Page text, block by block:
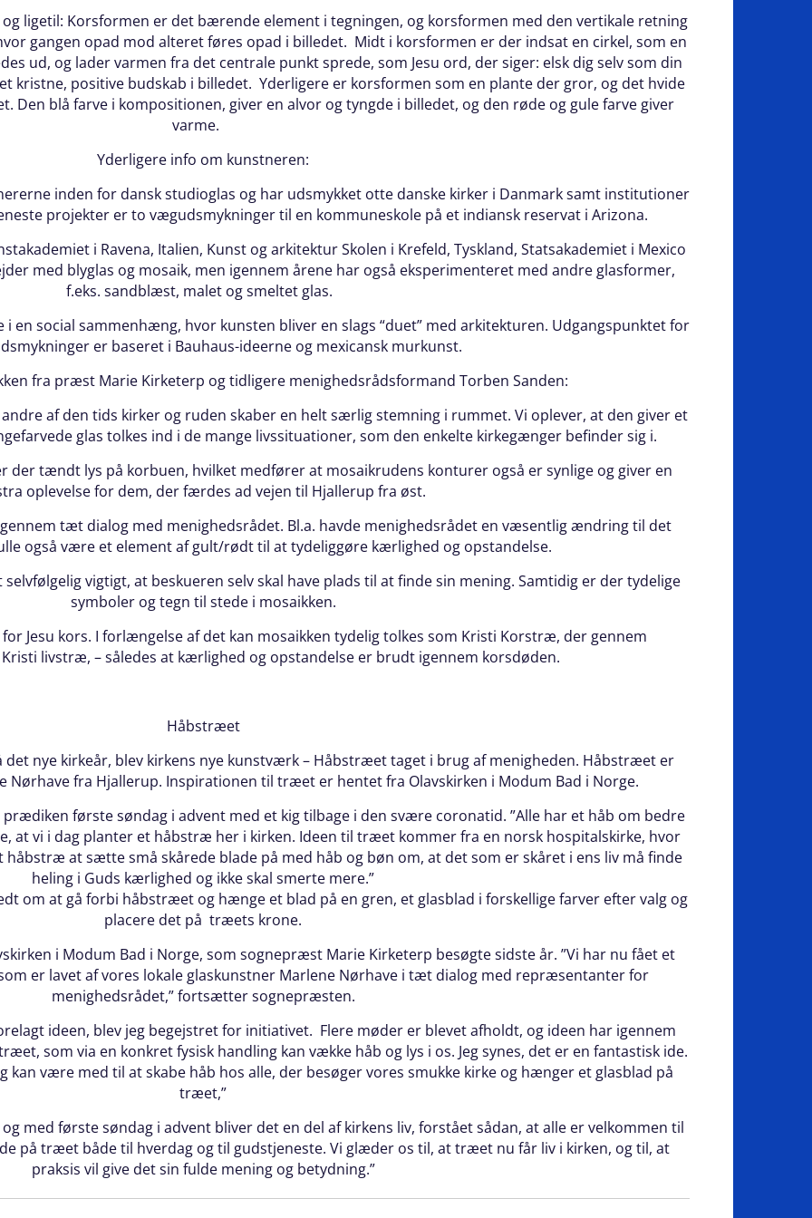
ligetil: Korsformen er det bærende element i tegningen, og korsformen med den vertikale retning
gangen opad mod alteret føres opad i billedet. Midt i korsformen er der indsat en cirkel, som en
ud, og lader varmen fra det centrale punkt sprede, som Jesu ord, der siger: elsk dig selv som din
kristne, positive budskab i billedet. Yderligere er korsformen som en plante der gror, og det hvide
blå farve i kompositionen, giver en alvor og tyngde i billedet, og den røde og gule farve giver
varme.
Yderligere info om kunstneren:
inden for dansk studioglas og har udsmykket otte danske kirker i Danmark samt institutioner
projekter er to vægudsmykninger til en kommuneskole på et indiansk reservat i Arizona.
i Ravena, Italien, Kunst og arkitektur Skolen i Krefeld, Tyskland, Statsakademiet i Mexico
med blyglas og mosaik, men igennem årene har også eksperimenteret med andre glasformer,
f.eks. sandblæst, malet og smeltet glas.
en social sammenhæng, hvor kunsten bliver en slags “duet” med arkitekturen. Udgangspunktet for
er baseret i Bauhaus-ideerne og mexicansk murkunst.
fra præst Marie Kirketerp og tidligere menighedsrådsformand Torben Sanden:
af den tids kirker og ruden skaber en helt særlig stemning i rummet. Vi oplever, at den giver et
glas tolkes ind i de mange livssituationer, som den enkelte kirkegænger befinder sig i.
der tændt lys på korbuen, hvilket medfører at mosaikrudens konturer også er synlige og giver en
oplevelse for dem, der færdes ad vejen til Hjallerup fra øst.
tæt dialog med menighedsrådet. Bl.a. havde menighedsrådet en væsentlig ændring til det
også være et element af gult/rødt til at tydeliggøre kærlighed og opstandelse.
vigtigt, at beskueren selv skal have plads til at finde sin mening. Samtidig er der tydelige
symboler og tegn til stede i mosaikken.
Jesu kors. I forlængelse af det kan mosaikken tydelig tolkes som Kristi Korstræ, der gennem
livstræ, – således at kærlighed og opstandelse er brudt igennem korsdøden.
Håbstræet
det nye kirkeår, blev kirkens nye kunstværk – Håbstræet taget i brug af menigheden. Håbstræet er
Nørhave fra Hjallerup. Inspirationen til træet er hentet fra Olavskirken i Modum Bad i Norge.
første søndag i advent med et kig tilbage i den svære coronatid. ”Alle har et håb om bedre
at vi i dag planter et håbstræ her i kirken. Ideen til træet kommer fra en norsk hospitalskirke, hvor
at sætte små skårede blade på med håb og bøn om, at det som er skåret i ens liv må finde
heling i Guds kærlighed og ikke skal smerte mere.”
om at gå forbi håbstræet og hænge et blad på en gren, et glasblad i forskellige farver efter valg og
placere det på træets krone.
i Modum Bad i Norge, som sognepræst Marie Kirketerp besøgte sidste år. ”Vi har nu fået et
er lavet af vores lokale glaskunstner Marlene Nørhave i tæt dialog med repræsentanter for
menighedsrådet,” fortsætter sognepræsten.
ideen, blev jeg begejstret for initiativet. Flere møder er blevet afholdt, og ideen har igennem
som via en konkret fysisk handling kan vække håb og lys i os. Jeg synes, det er en fantastisk ide.
kan være med til at skabe håb hos alle, der besøger vores smukke kirke og hænger et glasblad på
træet,”
med første søndag i advent bliver det en del af kirkens liv, forstået sådan, at alle er velkommen til
på træet både til hverdag og til gudstjeneste. Vi glæder os til, at træet nu får liv i kirken, og til, at
praksis vil give det sin fulde mening og betydning.”